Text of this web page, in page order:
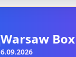
Warsaw
6.09.2026